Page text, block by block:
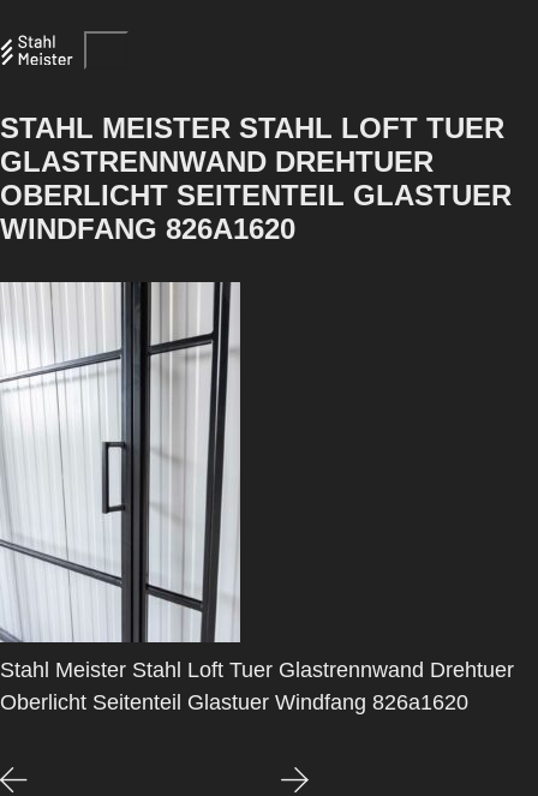
STAHL MEISTER STAHL LOFT TUER
GLASTRENNWAND DREHTUER
OBERLICHT SEITENTEIL GLASTUER
WINDFANG 826A1620
Stahl Meister Stahl Loft Tuer Glastrennwand Drehtuer
Oberlicht Seitenteil Glastuer Windfang 826a1620